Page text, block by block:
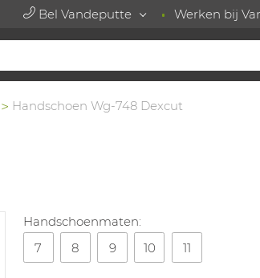
Bel Vandeputte Werken bij
Handschoen Wg-748 Dexcut
Handschoenmaten:
7
8 9 10 11